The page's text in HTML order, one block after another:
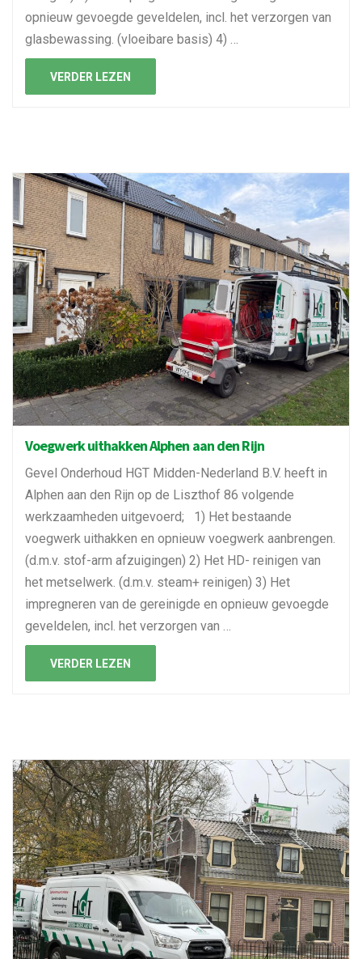
opnieuw gevoegde geveldelen, incl. het verzorgen van
glasbewassing. (vloeibare basis) 4) …
VERDER LEZEN
Voegwerk uithakken Alphen aan den Rijn
Gevel Onderhoud HGT Midden-Nederland B.V. heeft in
Alphen aan den Rijn op de Liszthof 86 volgende
werkzaamheden uitgevoerd; 1) Het bestaande
voegwerk uithakken en opnieuw voegwerk aanbrengen.
(d.m.v. stof-arm afzuigingen) 2) Het HD- reinigen van
het metselwerk. (d.m.v. steam+ reinigen) 3) Het
impregneren van de gereinigde en opnieuw gevoegde
geveldelen, incl. het verzorgen van …
VERDER LEZEN